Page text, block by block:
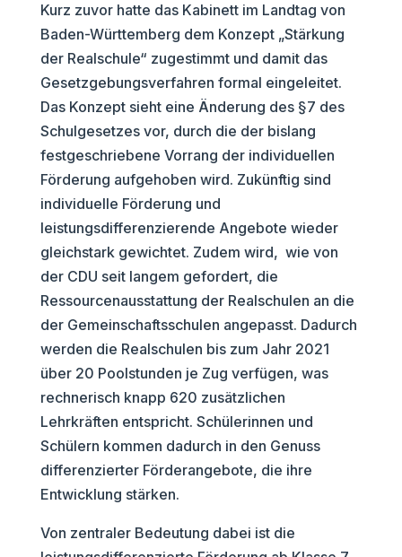
Kurz zuvor hatte das Kabinett im Landtag von
Baden-Württemberg dem Konzept „Stärkung
der Realschule“ zugestimmt und damit das
Gesetzgebungsverfahren formal eingeleitet.
Das Konzept sieht eine Änderung des §7 des
Schulgesetzes vor, durch die der bislang
festgeschriebene Vorrang der individuellen
Förderung aufgehoben wird. Zukünftig sind
individuelle Förderung und
leistungsdifferenzierende Angebote wieder
gleichstark gewichtet. Zudem wird, wie von
der CDU seit langem gefordert, die
Ressourcenausstattung der Realschulen an die
der Gemeinschaftsschulen angepasst. Dadurch
werden die Realschulen bis zum Jahr 2021
über 20 Poolstunden je Zug verfügen, was
rechnerisch knapp 620 zusätzlichen
Lehrkräften entspricht. Schülerinnen und
Schülern kommen dadurch in den Genuss
differenzierter Förderangebote, die ihre
Entwicklung stärken.
Von zentraler Bedeutung dabei ist die